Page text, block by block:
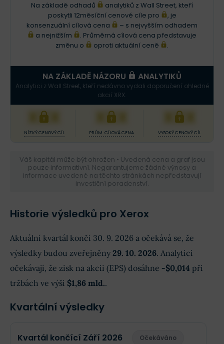
Na základě odhadů
analytiků z Wall Street, kteří
poskytli 12měsíční cenové cíle pro
, je
konsenzuální cílová cena
– s nejvyšším odhadem
a nejnižším
. Průměrná cílová cena představuje
změnu o
oproti aktuální ceně .
NA ZÁKLADĚ NÁZORU ANALYTIKŮ
Analytici z Wall Street, kteří nedávno vydali doporučení ohledně
akcií XRX.
XXX
NÍZKÝ CENOVÝ CÍL
XXX
PRŮM. CÍLOVÁ CENA
XXX
VYSOKÝ CENOVÝ CÍL
Váš kapitál může být ohrožen • Uvedená cena a graf jsou
pouze informativní. Negarantujeme žádné výnosy a
informace uvedené na těchto stránkách nepředstavují
investiční poradenství.
Historie výsledků pro Xerox
Aktuální kvartál končí 30. 9. 2026 a očekává se, že
výsledky budou zveřejněny 29. 10. 2026. Analytici
očekávají, že zisk na akcii (EPS) dosáhne -$0,014 při
tržbách ve výši $1,86 mld..
Kvartální výsledky
Kvartál končící Září 2026 Očekáváno